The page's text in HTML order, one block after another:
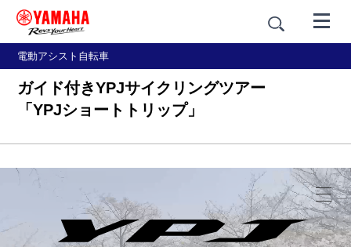
電動アシスト自転車
ガイド付きYPJサイクリングツアー
「YPJショートトリップ」